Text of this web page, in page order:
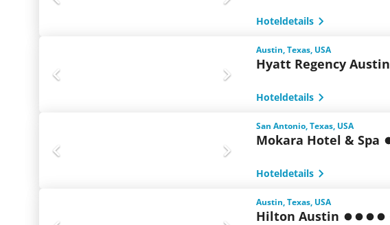
Hoteldetails
Austin, Texas, USA
Hyatt Regency Austin
Hoteldetails
San Antonio, Texas, USA
Mokara Hotel & Spa
Hoteldetails
Austin, Texas, USA
Hilton Austin